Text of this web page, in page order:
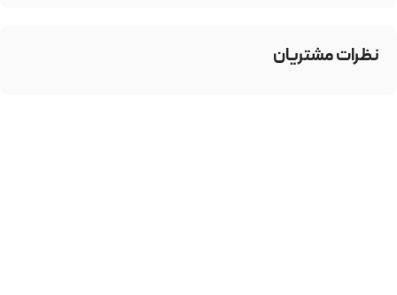
نظرات مشتریان